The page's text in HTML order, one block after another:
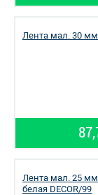
Лента мал. 30
Лента мал. 25
белая DЕCOR/99